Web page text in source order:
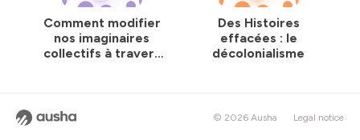
Comment modifier
nos imaginaires
collectifs à travers
Des Histoires
effacées : le
décolonialisme
© 2026 Ausha Legal notice